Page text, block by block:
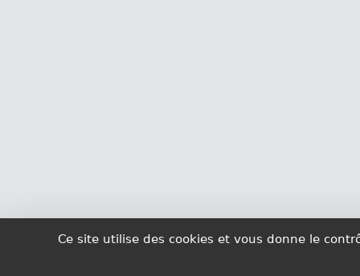
Ce site utilise des cookies et vous donne le